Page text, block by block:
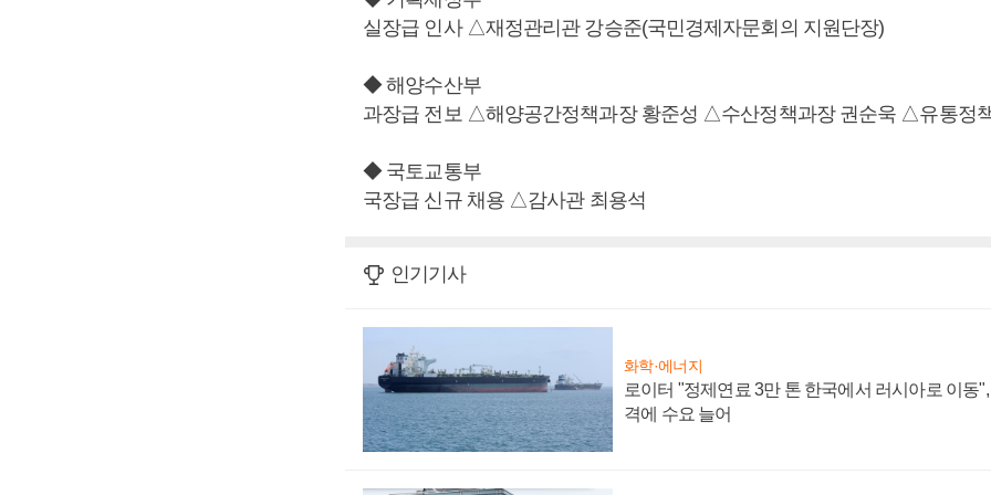
실장급 인사 △재정관리관 강승준(국민경제자문회의 지원단장)
◆ 해양수산부
과장급 전보 △해양공간정책과장 황준성 △수산정책과장 권순욱 △유통정
◆ 국토교통부
국장급 신규 채용 △감사관 최용석
인기기사
화학·에너지
로이터 "정제연료 3만 톤 한국에서 러시아로 이동
격에 수요 늘어